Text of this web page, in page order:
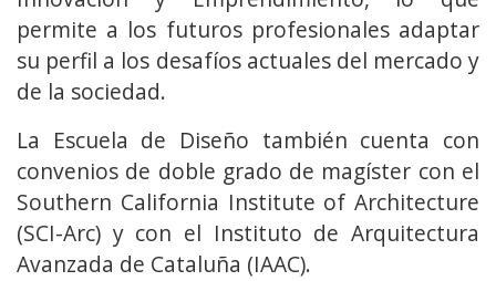
permite a los futuros profesionales adaptar
su perfil a los desafíos actuales del mercado y
de la sociedad.
La Escuela de Diseño también cuenta con
convenios de doble grado de magíster con el
Southern California Institute of Architecture
(SCI-Arc) y con el Instituto de Arquitectura
Avanzada de Cataluña (IAAC).